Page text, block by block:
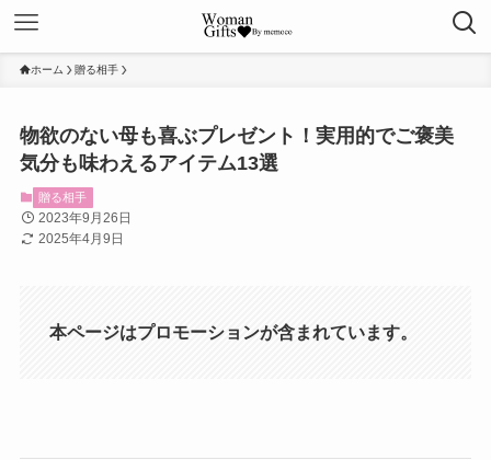
ホーム 贈る相手
物欲のない母も喜ぶプレゼント！実用的でご褒美
気分も味わえるアイテム13選
贈る相手
2023年9月26日
2025年4月9日
本ページはプロモーションが含まれています。